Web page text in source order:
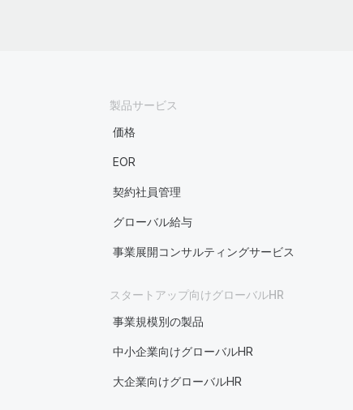
製品サービス
価格
EOR
契約社員管理
グローバル給与
事業展開コンサルティングサービス
スタートアップ向けグローバルHR
事業規模別の製品
中小企業向けグローバルHR
大企業向けグローバルHR